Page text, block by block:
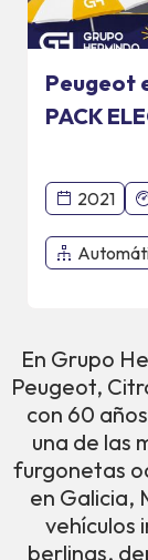
Peugeot
PACK
2021
En Grupo
Peugeot,
con 60
una de las
furgonetas
en Galicia,
vehículos
berlinas,